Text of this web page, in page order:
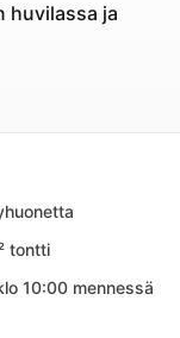
huvilassa ja
tontti
10:00 mennessä